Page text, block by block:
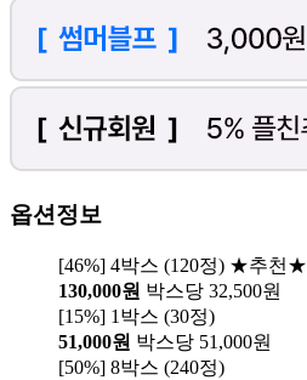
옵션정보
[46%] 4박스 (120정) ★추천★
130,000원 박스당 32,500원
[15%] 1박스 (30정)
51,000원 박스당 51,000원
[50%] 8박스 (240정)